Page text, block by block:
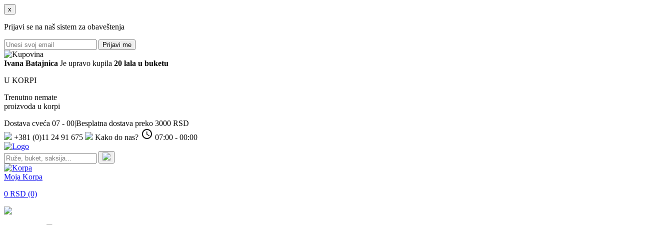
x
Prijavi se na naš sistem za obaveštenja
Prijavi me
Ivana Batajnica Je upravo kupila 20 lala u buketu
U KORPI
Trenutno nemate
proizvoda u korpi
Dostava cveća 07 - 00|Besplatna dostava preko 3000 RSD
+381 (0)11 24 91 675
Kako do nas? 07:00 - 00:00
Moja Korpa
0 RSD (0)